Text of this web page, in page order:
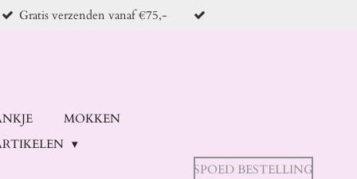
Gratis verzenden vanaf €75,-
MOKKEN
SPOED BESTELLING